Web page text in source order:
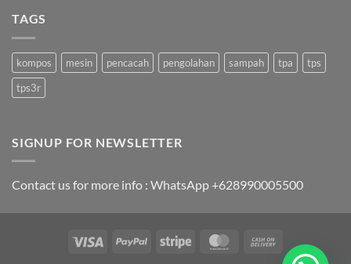
TAGS
kompos mesin pencacah pengolahan sampah tpa
tps
tps3r
SIGNUP FOR NEWSLETTER
Contact us for more info : WhatsApp +628990005500